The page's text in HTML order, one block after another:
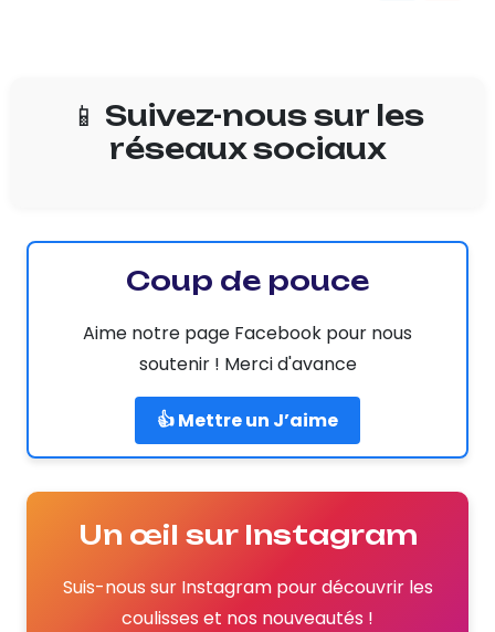
📱 Suivez-nous sur les
réseaux sociaux
Coup de pouce
Aime notre page Facebook pour nous
soutenir ! Merci d'avance
👍 Mettre un J’aime
Un œil sur Instagram
Suis-nous sur Instagram pour découvrir les
coulisses et nos nouveautés !